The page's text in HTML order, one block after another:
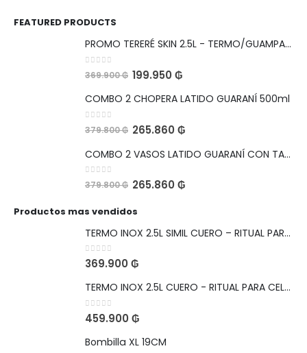
FEATURED PRODUCTS
PROMO TERERÉ SKIN 2.5L - TERMO/GUAMPA/BOMBILLA
0 out of 5
369.900₲ 199.950 ₲
COMBO 2 CHOPERA LATIDO GUARANÍ 500ml
0 out of 5
379.800₲ 265.860 ₲
COMBO 2 VASOS LATIDO GUARANÍ CON TAPA HERMETICA Y ABRIDOR 560ml
0out of 5
379.800₲ 265.860 ₲
Productos mas vendidos
TERMO INOX 2.5L SIMIL CUERO – RITUAL PARA CELEBRAR
0out of 5
369.900 ₲
TERMO INOX 2.5L CUERO - RITUAL PARA CELEBRAR
0out of 5
459.900 ₲
Bombilla XL 19CM